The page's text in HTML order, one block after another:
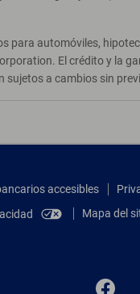
automóviles,
El crédito y la
sujetos a cambios sin
accesibles
Mapa del